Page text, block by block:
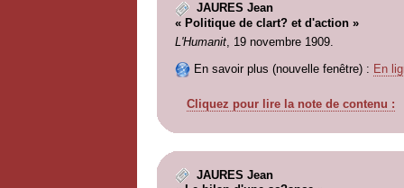
JAURES Jean
« Politique de clart? et d'action »
L'Humanit, 19 novembre 1909.
En savoir plus (nouvelle fenêtre) : En
Cliquez pour lire la note de contenu :
JAURES Jean